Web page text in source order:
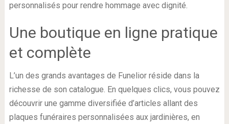
personnalisés pour rendre hommage avec dignité.
Une boutique en ligne pratique
et complète
L’un des grands avantages de Funelior réside dans la
richesse de son catalogue. En quelques clics, vous pouvez
découvrir une gamme diversifiée d’articles allant des
plaques funéraires personnalisées aux jardinières, en